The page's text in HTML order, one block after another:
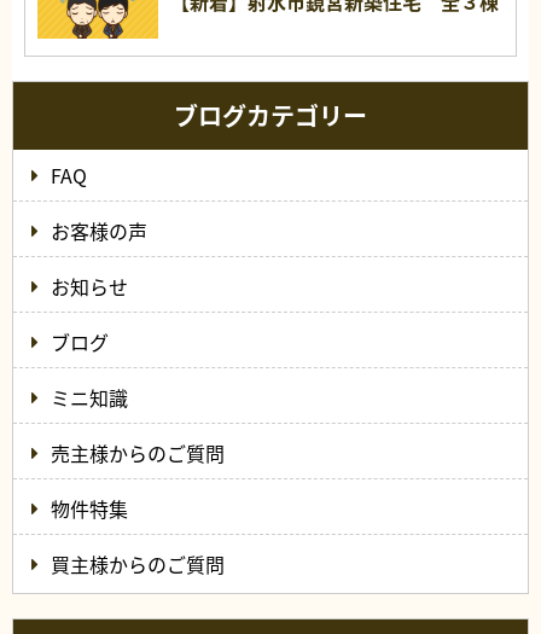
ブログカテゴリー
FAQ
お客様の声
お知らせ
ブログ
ミニ知識
売主様からのご質問
物件特集
買主様からのご質問